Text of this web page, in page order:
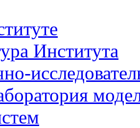
Института